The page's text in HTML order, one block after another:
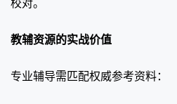
教辅资源的实战价值
专业辅导需匹配权威参考资料：